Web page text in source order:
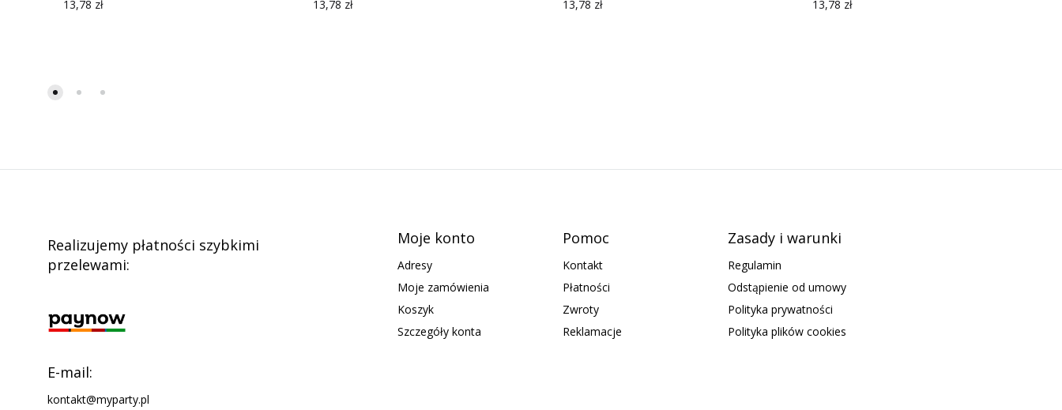
13,78 zł 13,78 zł 13,78 zł 13,78 zł
Realizujemy płatności szybkimi
przelewami:
E-mail:
kontakt@myparty.pl
Moje konto
Adresy
Moje zamówienia
Koszyk
Szczegóły konta
Pomoc
Kontakt
Płatności
Zwroty
Reklamacje
Zasady i warunki
Regulamin
Odstąpienie od umowy
Polityka prywatności
Polityka plików cookies